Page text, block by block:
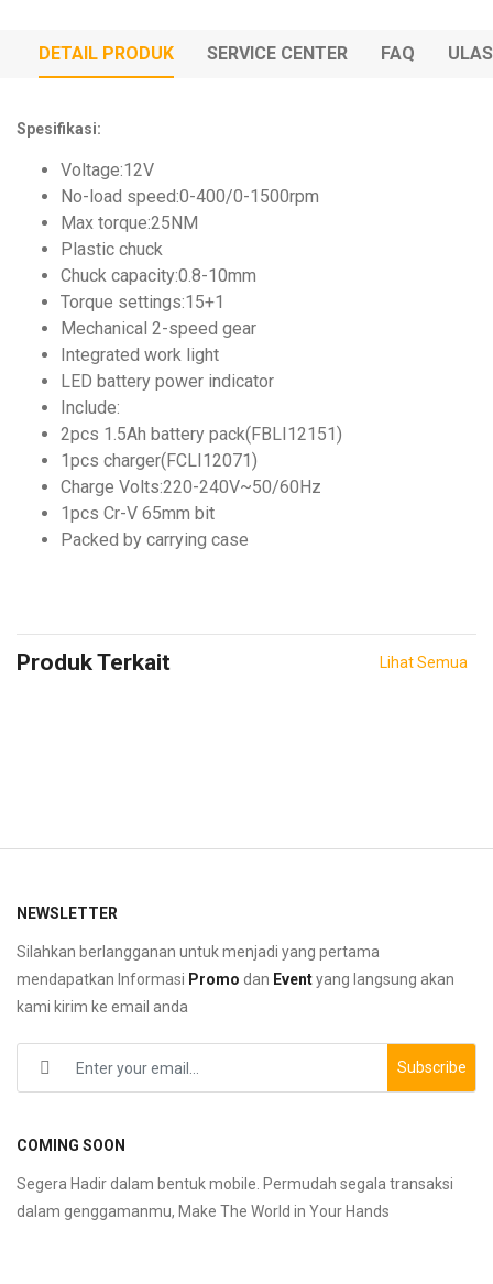
DETAIL PRODUK SERVICE CENTER FAQ
Spesifikasi:
Voltage:12V
No-load speed:0-400/0-1500rpm
Max torque:25NM
Plastic chuck
Chuck capacity:0.8-10mm
Torque settings:15+1
Mechanical 2-speed gear
Integrated work light
LED battery power indicator
Include:
2pcs 1.5Ah battery pack(FBLI12151)
1pcs charger(FCLI12071)
Charge Volts:220-240V~50/60Hz
1pcs Cr-V 65mm bit
Packed by carrying case
Produk Terkait Lihat Semua
NEWSLETTER
Silahkan berlangganan untuk menjadi yang pertama
mendapatkan Informasi Promo dan Eventyang langsung akan
kami kirim ke email anda
Subscribe
COMING SOON
Segera Hadir dalam bentuk mobile. Permudah segala transaksi
dalam genggamanmu, Make The World in Your Hands
Garden
Tools